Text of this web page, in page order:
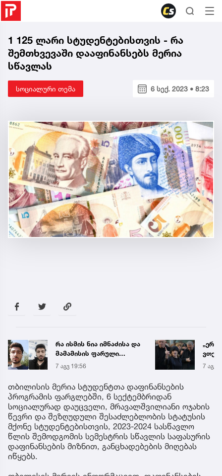
1 125 ლარი სტუდენტებისთვის - რა
შემთხვევაში დააფინანსებს მერია
სწავლას
სოციალური თემა 6 სექ. 2023 • 8:23
რა ისმის ნია იმნაძისა და
მამამისის ფარული
ჩანაწერიდან - გიგა
ავალიანის მკვლელობის
საქმე
7 აგვ 19:56
ნია
7 აგვ
თბილისის მერია სტუდენტთა დაფინანსების
პროგრამის ფარგლებში, 6 სექტემბრიდან
სოციალურად დაუცველი, მრავალშვილიანი ოჯახის
წევრი და შეზღუდული შესაძლებლობის სტატუსის
მქონე სტუდენტებისთვის, 2023-2024 სასწავლო
წლის შემოდგომის სემესტრის სწავლის საფასურის
დაფინანსების მიზნით, განცხადებების მიღებას
იწყებს.